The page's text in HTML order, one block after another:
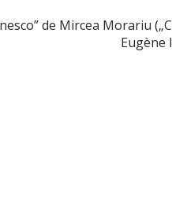
de Mircea Morariu
Eugène